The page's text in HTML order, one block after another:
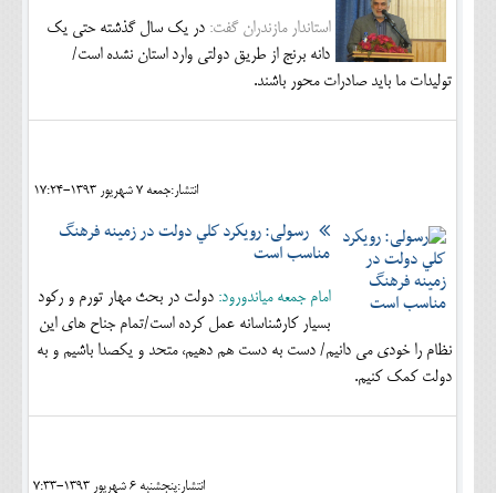
استاندار مازندران گفت: در یک سال گذشته حتی یک
دانه برنج از طریق دولتی وارد استان نشده است/
تولیدات ما باید صادرات محور باشند.
انتشار:جمعه 7 شهريور 1393-17:24
رسولی: رويكرد كلي دولت در زمينه فرهنگ
مناسب است
امام جمعه میاندورود: دولت در بحث مهار تورم و ركود
بسيار كارشناسانه عمل كرده است/تمام جناح هاي اين
نظام را خودي مي دانيم/ دست به دست هم دهيم، متحد و يكصدا باشيم و به
دولت كمك كنيم.
انتشار:پنجشنبه 6 شهريور 1393-7:33